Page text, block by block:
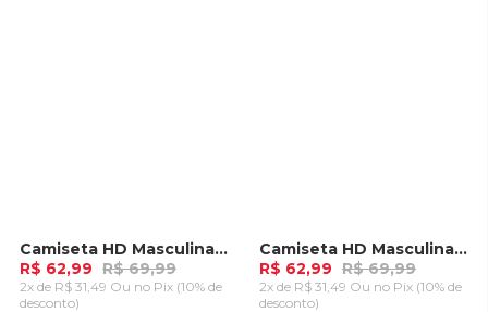
-10%Camiseta HD Masculina Circle Wave Preta
R$ 62,99 R$ 69,99
2x de R$ 31,49 Ou no Pix (10% de
desconto)
-10%Camiseta HD Masculina Logo Jungle Prata
R$ 62,99 R$ 69,99
2x de R$ 31,49 Ou no Pix (10% de
desconto)